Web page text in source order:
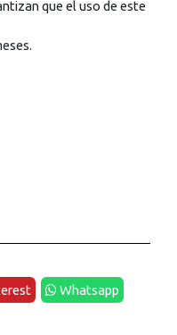
que el uso de este
Whatsapp